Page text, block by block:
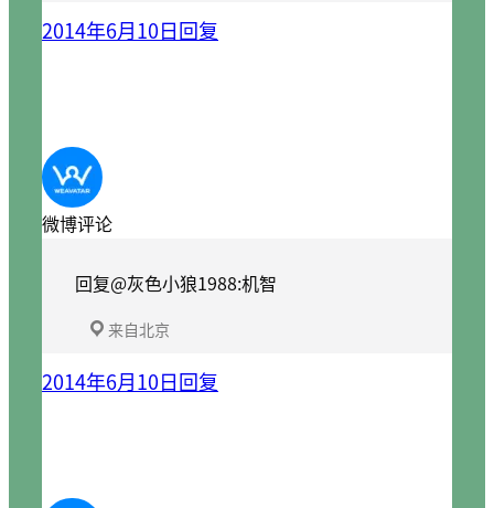
2014年6月10日回复
微博评论
回复@灰色小狼1988:机智
来自北京
2014年6月10日回复